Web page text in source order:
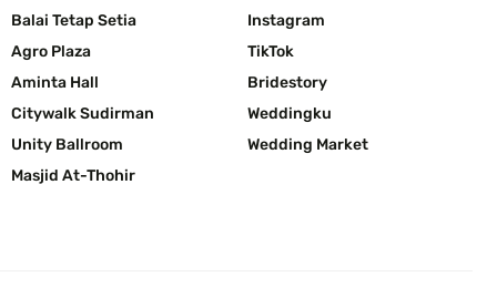
Balai Tetap Setia
Agro Plaza
Aminta Hall
Citywalk Sudirman
Unity Ballroom
Masjid At-Thohir
Instagram
TikTok
Bridestory
Weddingku
Wedding Market